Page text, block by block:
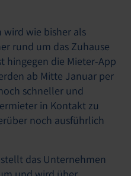
wird wie bisher als
rund um das Zuhause
hingegen die Mieter-App
ab Mitte Januar per
schneller und
in Kontakt zu
noch ausführlich
das Unternehmen